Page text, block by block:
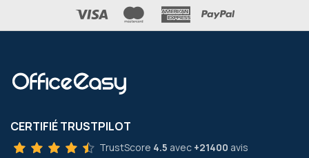
CERTIFIÉ TRUSTPILOT
TrustScore 4.5 avec +21400 avis